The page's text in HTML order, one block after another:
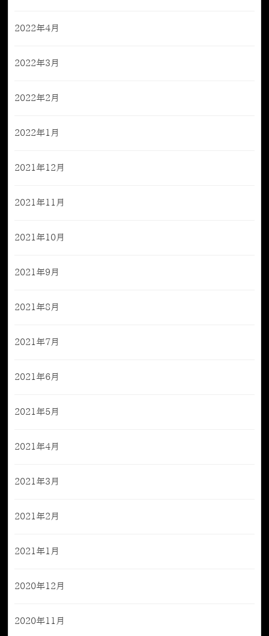
2022年4月
2022年3月
2022年2月
2022年1月
2021年12月
2021年11月
2021年10月
2021年9月
2021年8月
2021年7月
2021年6月
2021年5月
2021年4月
2021年3月
2021年2月
2021年1月
2020年12月
2020年11月